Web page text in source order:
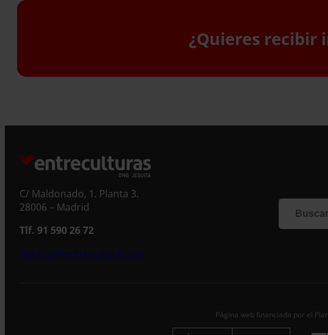
¿Quieres recibir
C/ Maldonado, 1. Planta 3.
28006 – Madrid
Tlf. 91 590 26 72
noticias@entreculturas.org
Página web financiada por el